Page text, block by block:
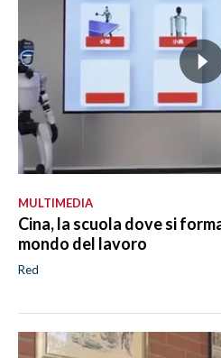
MULTIMEDIA
Cina, la scuola dove si
mondo del lavoro
Red